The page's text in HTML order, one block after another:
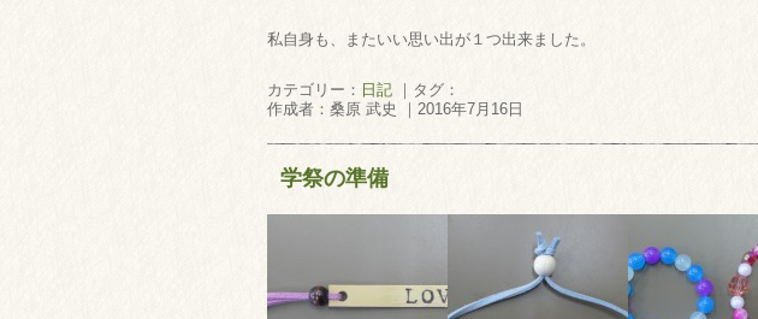
私自身も、またいい思い出が１つ出来ました。
カテゴリー： 日記 ｜タグ：
作成者：桑原 武史 ｜2016年7月16日
学祭の準備